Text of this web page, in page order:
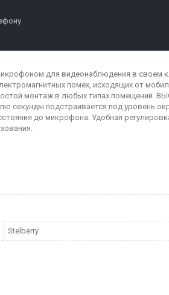
для видеонаблюдения в своем
помех, исходящих от
монтаж в любых типах помещений.
секунды подстраивается под уровень
до микрофона. Удобная
Stelberry